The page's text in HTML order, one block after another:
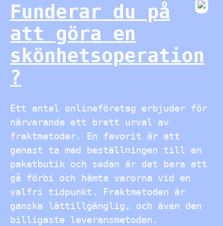
Funderar du på
att göra en
skönhetsoperation
?
Ett antal onlineföretag erbjuder för
närvarande ett brett urval av
fraktmetoder. En favorit är att
genast ta med beställningen till en
paketbutik och sedan är det bara att
gå förbi och hämta varorna vid en
valfri tidpunkt. Fraktmetoden är
ganska lättillgänglig, och även den
billigaste leveransmetoden.